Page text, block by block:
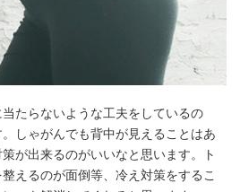
たらないような工夫をしているの
しゃがんでも背中が見えることはあ
が出来るのがいいなと思います。ト
えるのが面倒等、冷え対策をするこ